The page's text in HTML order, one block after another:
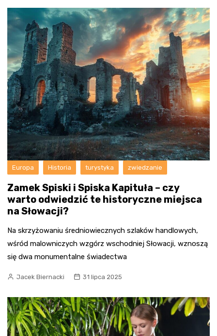
Europa Historia turystyka zwiedzanie
Zamek Spiski i Spiska Kapituła – czy
warto odwiedzić te historyczne miejsca
na Słowacji?
Na skrzyżowaniu średniowiecznych szlaków handlowych,
wśród malowniczych wzgórz wschodniej Słowacji, wznoszą
się dwa monumentalne świadectwa
Jacek Biernacki 31 lipca 2025